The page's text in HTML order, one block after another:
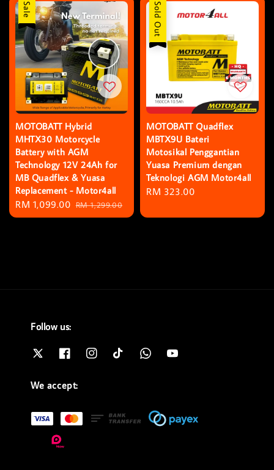
Sale
MOTOBATT Hybrid
MHTX30 Motorcycle
Battery with AGM
Technology 12V 24Ah for
MB Quadflex & Yuasa
Replacement - Motor4all
Sale
price
RM 1,099.00 Regular
price
RM 1,299.00
Sold Out
MOTOBATT Quadflex
MBTX9U Bateri
Motosikal Penggantian
Yuasa Premium dengan
Teknologi AGM Motor4all
Regular
RM 323.00
Follow us:
We accept: